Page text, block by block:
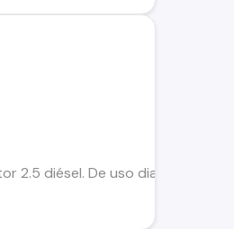
2.5 diésel. De uso diario,